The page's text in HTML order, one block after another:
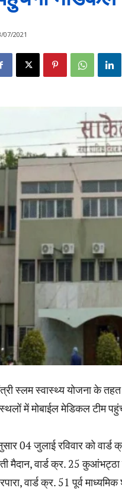
07/2021
स्लम स्वास्थ्य योजना के
में मोबाईल मेडिकल टीम
04 जुलाई रविवार को वार्ड
मैदान, वार्ड क्र. 25 कुआंभट्ठा
वार्ड क्र. 51 पूर्व